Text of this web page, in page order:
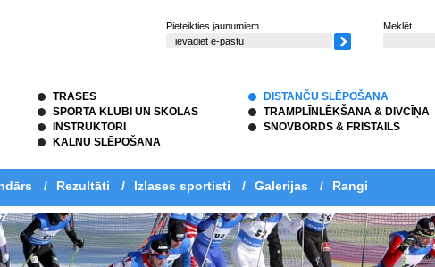
Pieteikties jaunumiem Meklēt
TRASES
SPORTA KLUBI UN SKOLAS
INSTRUKTORI
KALNU SLĒPOŠANA
DISTANČU SLĒPOŠANA
TRAMPLĪNLĒKŠANA & DIVCĪŅA
SNOVBORDS & FRĪSTAILS
/ Rezultāti / Izlases sportisti / Galerijas / Rangi